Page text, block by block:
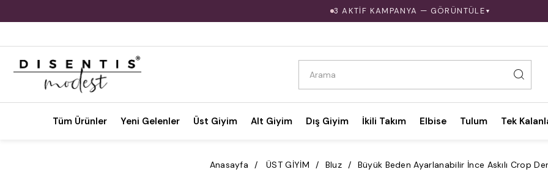
3 AKTİF KAMPANYA — GÖRÜNTÜLE ▼
Tüm Ürünler Yeni Gelenler Üst Giyim Alt Giyim Dış Giyim İkili Takım Elbise Tulum Tek
Anasayfa ÜST GİYİM Bluz Büyük Beden Ayarlanabilir İnce Askılı Crop